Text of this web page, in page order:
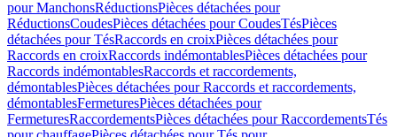
pour ManchonsRéductionsPièces détachées pour
RéductionsCoudesPièces détachées pour CoudesTésPièces
détachées pour TésRaccords en croixPièces détachées pour
Raccords en croixRaccords indémontablesPièces détachées pour
Raccords indémontablesRaccords et raccordements,
démontablesPièces détachées pour Raccords et raccordements,
démontablesFermeturesPièces détachées pour
FermeturesRaccordementsPièces détachées pour RaccordementsTés